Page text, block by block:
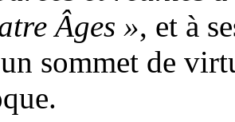
Âges », et à
sommet de